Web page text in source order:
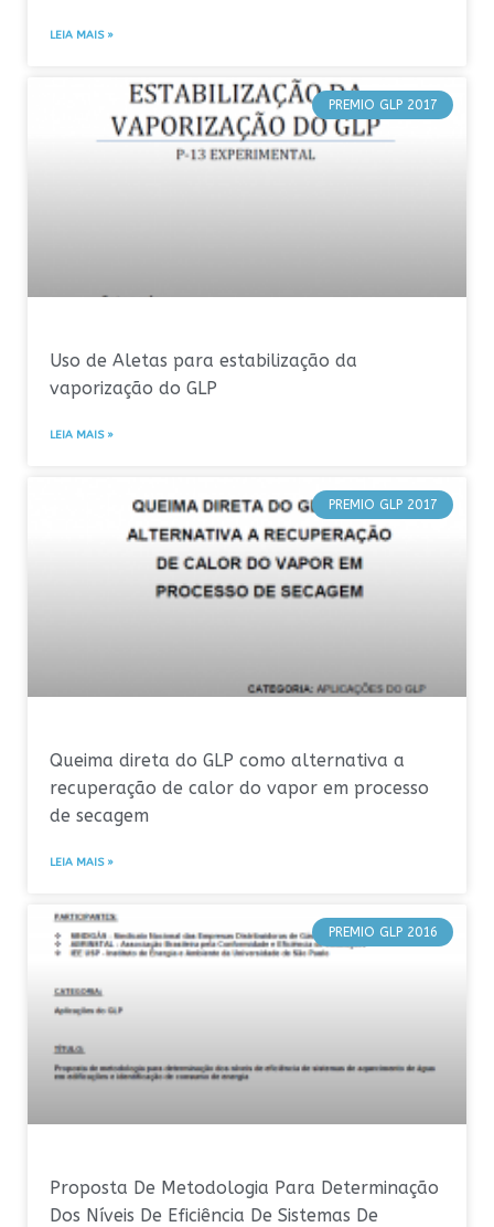
LEIA MAIS »
PREMIO GLP 2017
Uso de Aletas para estabilização da
vaporização do GLP
LEIA MAIS »
PREMIO GLP 2017
Queima direta do GLP como alternativa a
recuperação de calor do vapor em processo
de secagem
LEIA MAIS »
PREMIO GLP 2016
Proposta De Metodologia Para Determinação
Dos Níveis De Eficiência De Sistemas De